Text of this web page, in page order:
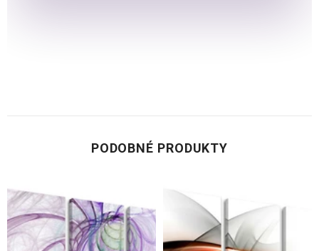
PODOBNÉ PRODUKTY